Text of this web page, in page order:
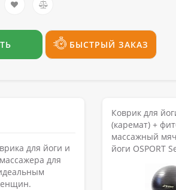
БЫСТРЫЙ ЗАКАЗ
для йоги и
для
Коврик для
(каремат) +
массажный
йоги OSPORT